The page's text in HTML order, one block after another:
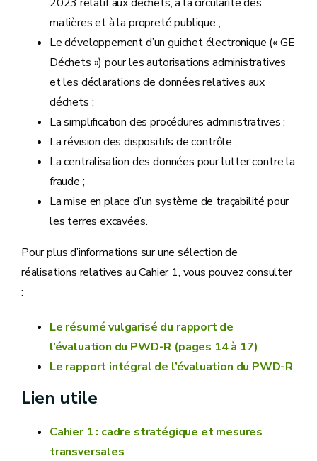
matières et à la propreté publique ;
Le développement d’un guichet électronique (« GE
Déchets ») pour les autorisations administratives
et les déclarations de données relatives aux
déchets ;
La simplification des procédures administratives ;
La révision des dispositifs de contrôle ;
La centralisation des données pour lutter contre la
fraude ;
La mise en place d’un système de traçabilité pour
les terres excavées.
Pour plus d’informations sur une sélection de
réalisations relatives au Cahier 1, vous pouvez consulter
:
Le résumé vulgarisé du rapport de
l’évaluation du PWD-R (pages 14 à 17)
Le rapport intégral de l’évaluation du PWD-R
Lien utile
Cahier 1 : cadre stratégique et mesures
transversales